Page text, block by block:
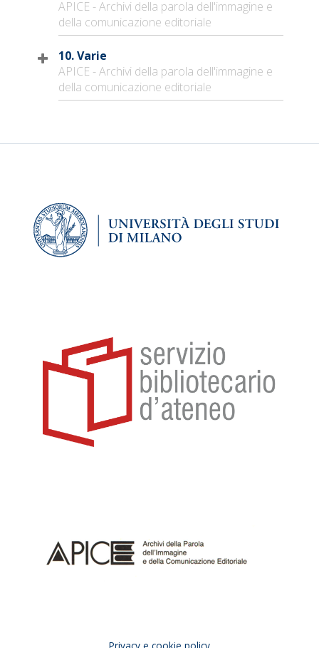
APICE - Archivi della parola dell'immagine e
della comunicazione editoriale
10. Varie
APICE - Archivi della parola dell'immagine e
della comunicazione editoriale
Privacy e cookie policy